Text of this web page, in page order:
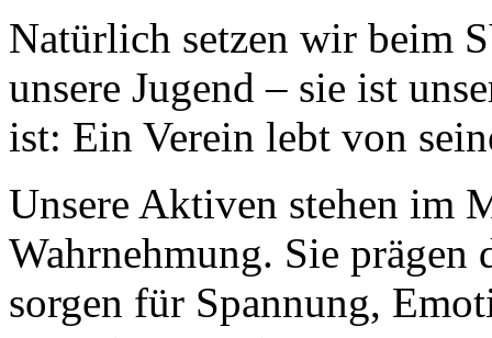
Natürlich setzen wir beim
unsere Jugend – sie ist
ist: Ein Verein lebt von
Unsere Aktiven stehen im
Wahrnehmung. Sie prägen
sorgen für Spannung,